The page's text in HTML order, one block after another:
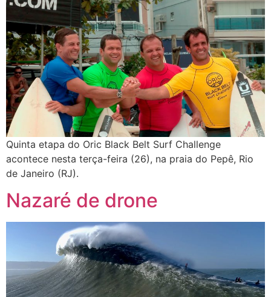
Quinta etapa do Oric Black Belt Surf Challenge
acontece nesta terça-feira (26), na praia do Pepê, Rio
de Janeiro (RJ).
Nazaré de drone